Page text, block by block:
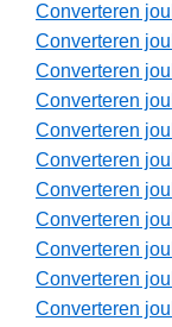
Converteren
Converteren
Converteren
Converteren
Converteren
Converteren
Converteren
Converteren
Converteren
Converteren
Converteren